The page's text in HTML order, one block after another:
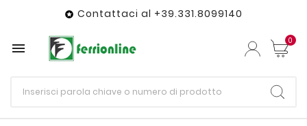
 Contattaci al +39.331.8099140
 0